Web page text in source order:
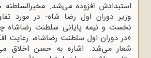
استبدادش افزوده می‌شد.
وزیر دوران اول رضا شاه- در مورد
نخست و نیمه پایانی سلطنت رضاشاه
«در دوران اول سلطنت رضاشاه، رعایت
شعار می‌شد. اشاره به حسن اخلاق